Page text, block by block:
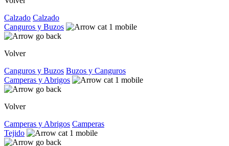
Calzado Calzado
Canguros y Buzos
Volver
Canguros y Buzos Buzos y Canguros
Camperas y Abrigos
Volver
Camperas y Abrigos Camperas
Tejido